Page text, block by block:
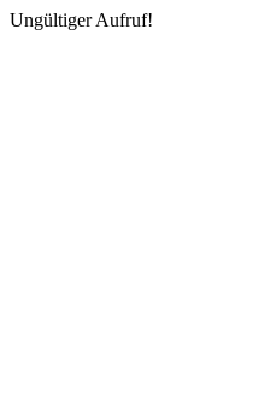
Ungültiger Aufruf!